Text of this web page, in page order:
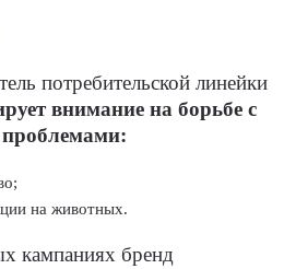
потребительской линейки
внимание на борьбе с
на животных.
кампаниях бренд